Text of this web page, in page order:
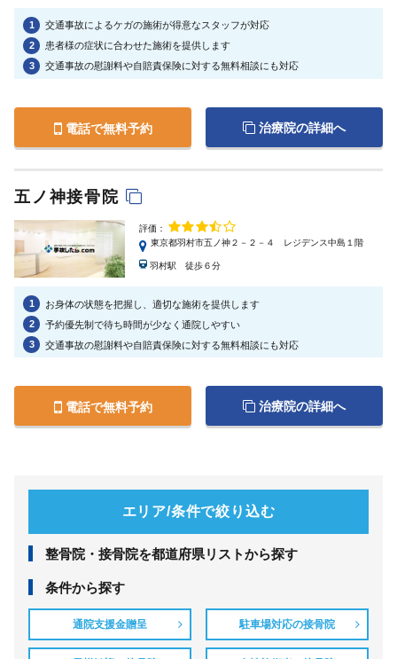
1
交通事故によるケガの施術が得意なスタッフが対応
2
患者様の症状に合わせた施術を提供します
3
交通事故の慰謝料や自賠責保険に対する無料相談にも対応
電話で無料予約 治療院の詳細へ
五ノ神接骨院
評価：
東京都羽村市五ノ神２－２－４ レジデンス中島１階
羽村駅 徒歩６分
1
お身体の状態を把握し、適切な施術を提供します
2
予約優先制で待ち時間が少なく通院しやすい
3
交通事故の慰謝料や自賠責保険に対する無料相談にも対応
電話で無料予約 治療院の詳細へ
エリア/条件で絞り込む
整⾻院・接⾻院を都道府県リストから探す
条件から探す
通院支援金贈呈 駐車場対応の接骨院